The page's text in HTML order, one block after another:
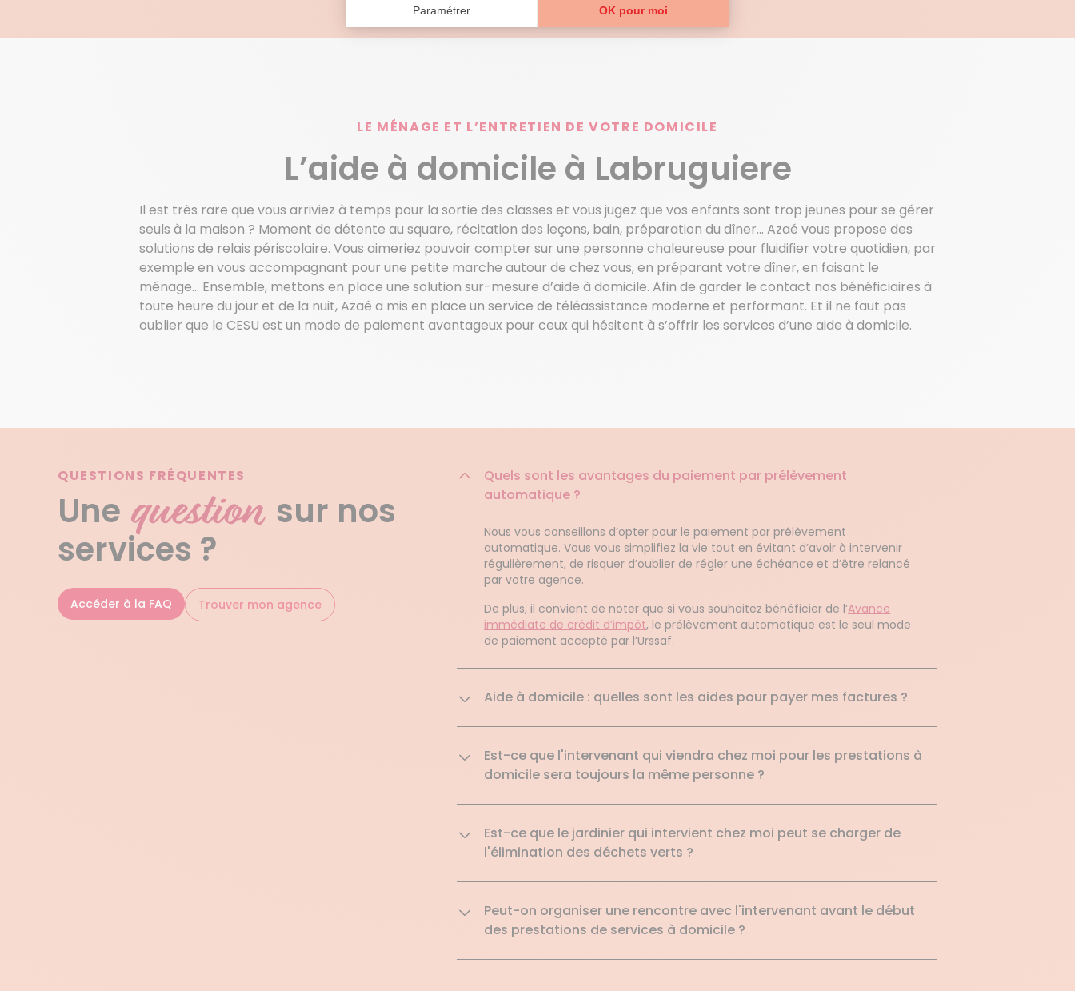
LE MÉNAGE ET L’ENTRETIEN DE VOTRE DOMICILE
L’aide à domicile à Labruguiere
Il est très rare que vous arriviez à temps pour la sortie des classes et vous jugez que vos enfants sont trop jeunes pour se gérer
seuls à la maison ? Moment de détente au square, récitation des leçons, bain, préparation du dîner… Azaé vous propose des
solutions de relais périscolaire. Vous aimeriez pouvoir compter sur une personne chaleureuse pour fluidifier votre quotidien, par
exemple en vous accompagnant pour une petite marche autour de chez vous, en préparant votre dîner, en faisant le
ménage… Ensemble, mettons en place une solution sur-mesure d’aide à domicile. Afin de garder le contact nos bénéficiaires à
toute heure du jour et de la nuit, Azaé a mis en place un service de téléassistance moderne et performant. Et il ne faut pas
oublier que le CESU est un mode de paiement avantageux pour ceux qui hésitent à s’offrir les services d’une aide à domicile.
QUESTIONS FRÉQUENTES
Une question sur nos
services ?
Accéder à la FAQ Trouver mon agence
Quels sont les avantages du paiement par prélèvement
automatique ?
Nous vous conseillons d’opter pour le paiement par prélèvement
automatique. Vous vous simplifiez la vie tout en évitant d’avoir à intervenir
régulièrement, de risquer d’oublier de régler une échéance et d’être relancé
par votre agence.
De plus, il convient de noter que si vous souhaitez bénéficier de l’Avance
immédiate de crédit d’impôt, le prélèvement automatique est le seul mode
de paiement accepté par l’Urssaf.
Aide à domicile : quelles sont les aides pour payer mes factures ?
Est-ce que l'intervenant qui viendra chez moi pour les prestations à
domicile sera toujours la même personne ?
Est-ce que le jardinier qui intervient chez moi peut se charger de
l'élimination des déchets verts ?
Peut-on organiser une rencontre avec l'intervenant avant le début
des prestations de services à domicile ?